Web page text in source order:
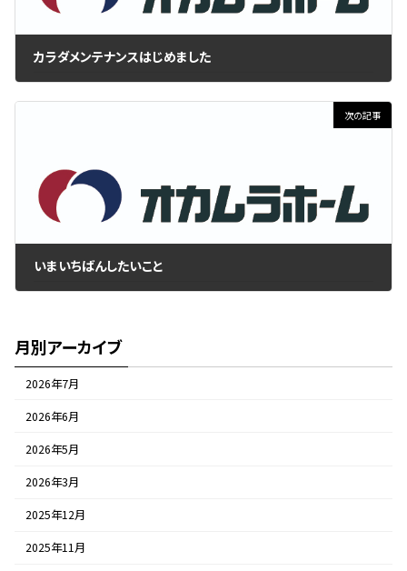
カラダメンテナンスはじめました
次の記事
いまいちばんしたいこと
月別アーカイブ
2026年7月
2026年6月
2026年5月
2026年3月
2025年12月
2025年11月